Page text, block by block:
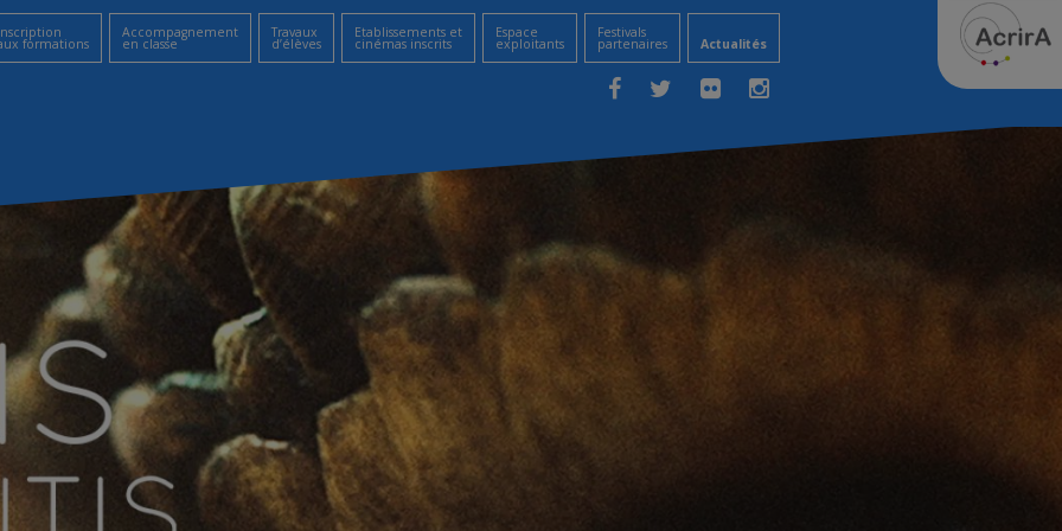
formations
Accompagnement
en classe
Travaux
d’élèves
Etablissements et
cinémas inscrits
Espace
exploitants
Festivals
partenaires Actualités